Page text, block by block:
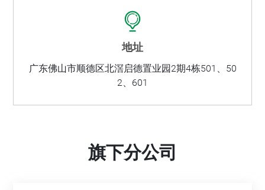
地址
广东佛山市顺德区北滘启德置业园2期4栋501、50
2、601
旗下分公司